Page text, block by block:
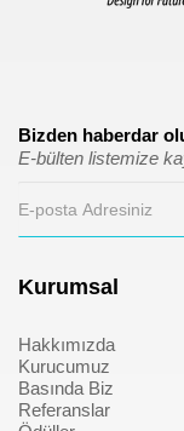
Bizden haberdar
E-bülten listemize
Kurumsal
Hakkımızda
Kurucumuz
Basında Biz
Referanslar